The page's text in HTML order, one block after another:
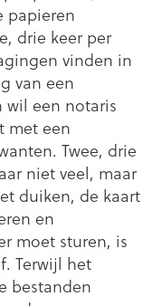
papieren
drie keer per
vinden in
van een
wil een notaris
met een
Twee, drie
niet veel, maar
duiken, de kaart
en
moet sturen, is
Terwijl het
bestanden